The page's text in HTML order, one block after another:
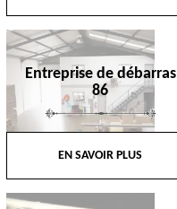
Entreprise de débarras
86
EN SAVOIR PLUS